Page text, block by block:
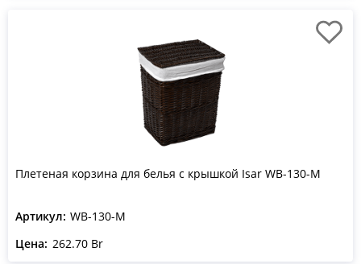
Плетеная корзина для белья с крышкой Isar WB-130-M
Артикул: WB-130-M
Цена: 262.70 Br